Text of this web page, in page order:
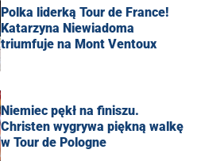
Polka liderką Tour de France!
Katarzyna Niewiadoma
triumfuje na Mont Ventoux
Niemiec pękł na finiszu.
Christen wygrywa piękną walkę
w Tour de Pologne